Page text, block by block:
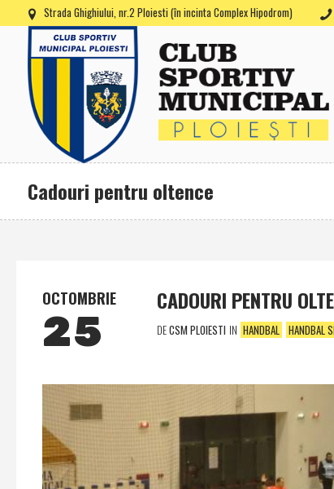
Strada Ghighiului, nr.2 Ploiesti (în incinta Complex Hipodrom)
Cadouri pentru oltence
OCTOMBRIE
25
CADOURI PENTRU
DECSM PLOIESTI IN HANDBAL HANDBAL